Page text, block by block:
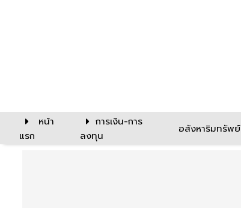
หน้า
แรก
การเงิน-การ
ลงทุน
อสังหาริมทรัพย์